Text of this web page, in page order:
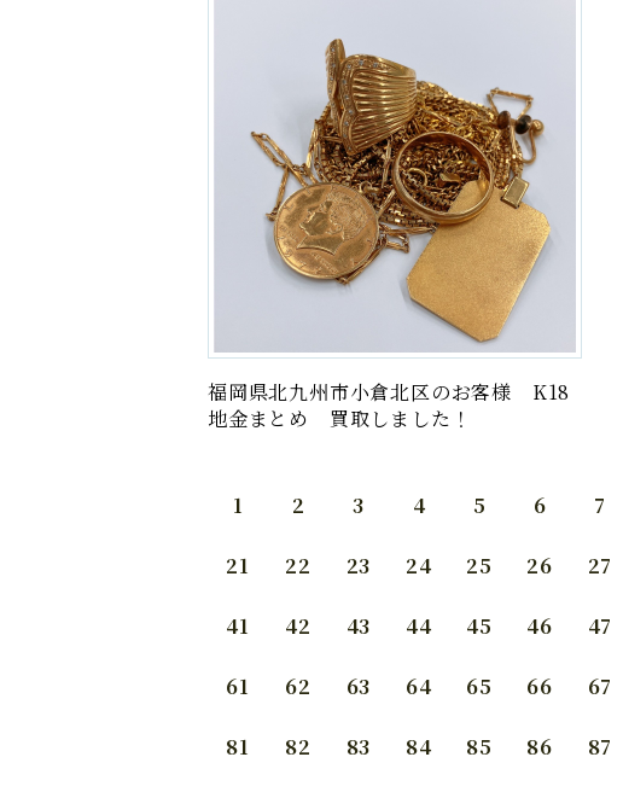
福岡県北九州市小倉北区のお客様 K18
地金まとめ 買取しました！
1 2 3 4 5 6 7
21 22 23 24 25 26 27
41 42 43 44 45 46 47
61 62 63 64 65 66 67
81 82 83 84 85 86 87